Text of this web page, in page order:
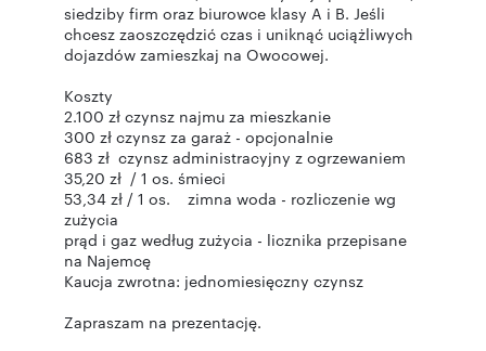
siedziby firm oraz biurowce klasy A i B. Jeśli
chcesz zaoszczędzić czas i uniknąć uciążliwych
dojazdów zamieszkaj na Owocowej.
Koszty
2.100 zł czynsz najmu za mieszkanie
300 zł czynsz za garaż - opcjonalnie
683 zł czynsz administracyjny z ogrzewaniem
35,20 zł / 1 os. śmieci
53,34 zł / 1 os. zimna woda - rozliczenie wg
zużycia
prąd i gaz według zużycia - licznika przepisane
na Najemcę
Kaucja zwrotna: jednomiesięczny czynsz
Zapraszam na prezentację.